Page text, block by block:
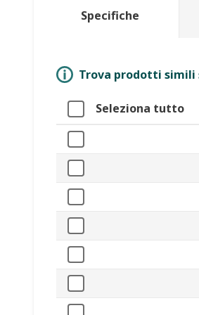
Specifiche
Trova prodotti simili
Seleziona tutto